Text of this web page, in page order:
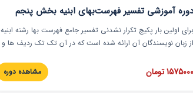
دوره آموزشی تفسیر فهرست‌بهای ابنیه بخش پنجم
برای اولین بار پکیج تکرار نشدنی تفسیر جامع فهرست بها رشته ابنیه
از زبان نویسندگان آن ارائه شده است که در آن تک تک ردیف ها و
تصویری بوده و به همراه تصاویر عملیات اجرایی مرتبط با ردیف های
فهرست بها ارائه شده است. این دوره با کلام مهندس
1575000 تومان مشاهده دوره